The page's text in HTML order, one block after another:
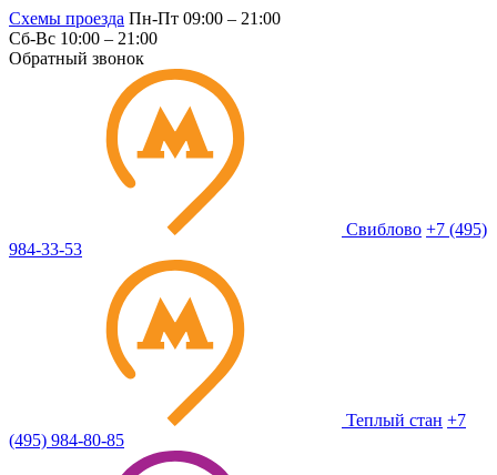
Схемы проезда Пн-Пт 09:00 – 21:00
Сб-Вс 10:00 – 21:00
Обратный звонок
Свиблово +7 (495)
984-33-53
Теплый стан +7
(495) 984-80-85